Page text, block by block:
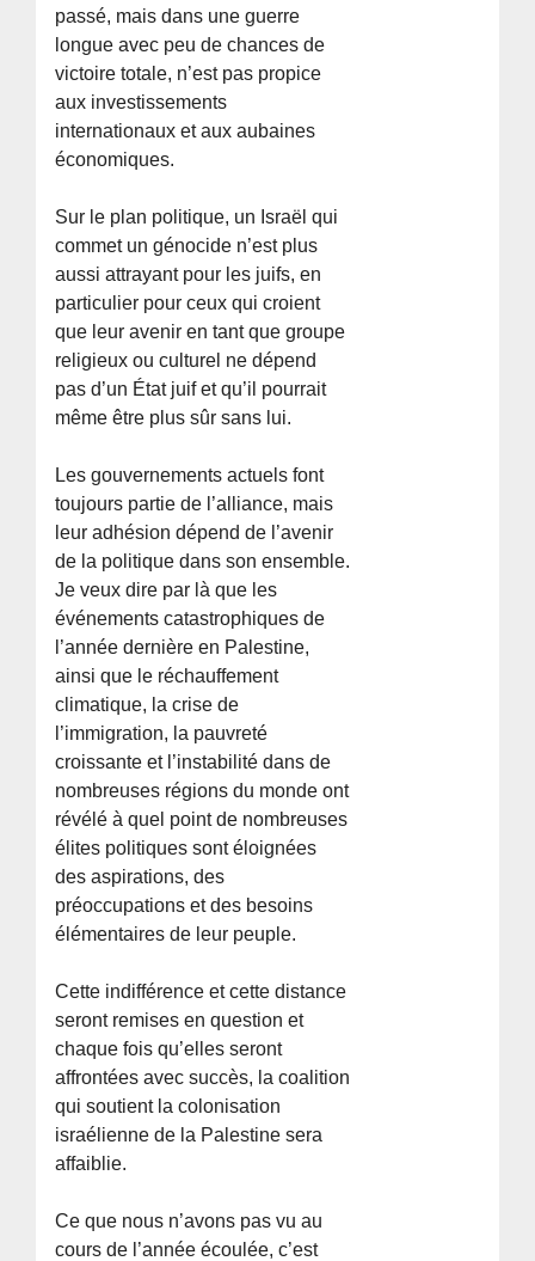
passé, mais dans une guerre
longue avec peu de chances de
victoire totale, n’est pas propice
aux investissements
internationaux et aux aubaines
économiques.
Sur le plan politique, un Israël qui
commet un génocide n’est plus
aussi attrayant pour les juifs, en
particulier pour ceux qui croient
que leur avenir en tant que groupe
religieux ou culturel ne dépend
pas d’un État juif et qu’il pourrait
même être plus sûr sans lui.
Les gouvernements actuels font
toujours partie de l’alliance, mais
leur adhésion dépend de l’avenir
de la politique dans son ensemble.
Je veux dire par là que les
événements catastrophiques de
l’année dernière en Palestine,
ainsi que le réchauffement
climatique, la crise de
l’immigration, la pauvreté
croissante et l’instabilité dans de
nombreuses régions du monde ont
révélé à quel point de nombreuses
élites politiques sont éloignées
des aspirations, des
préoccupations et des besoins
élémentaires de leur peuple.
Cette indifférence et cette distance
seront remises en question et
chaque fois qu’elles seront
affrontées avec succès, la coalition
qui soutient la colonisation
israélienne de la Palestine sera
affaiblie.
Ce que nous n’avons pas vu au
cours de l’année écoulée, c’est